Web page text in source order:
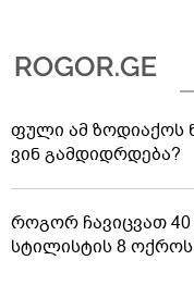
ფული ამ ზოდიაქოს
ვინ გამდიდრდება?
როგორ ჩავიცვათ
სტილისტის 8